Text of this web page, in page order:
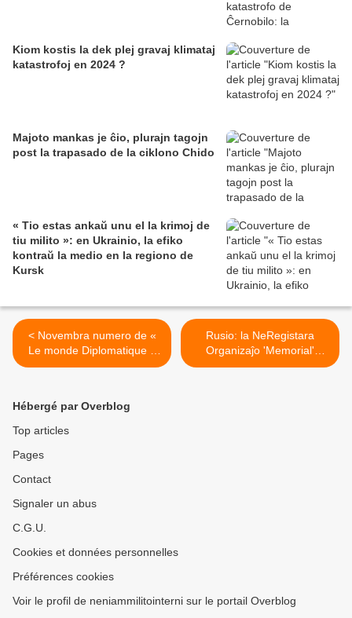
Kiom kostis la dek plej gravaj klimataj
katastrofoj en 2024 ?
Majoto mankas je ĉio, plurajn tagojn
post la trapasado de la ciklono Chido
« Tio estas ankaŭ unu el la krimoj de
tiu milito »: en Ukrainio, la efiko
kontraŭ la medio en la regiono de
Kursk
< Novembra numero de «
Le monde Diplomatique »
en Esperanto
Rusio: la NeRegistara
Organizaĵo 'Memorial'
publikigas liston de politikaj
Hébergé par Overblog
Top articles
Pages
Contact
Signaler un abus
C.G.U.
Cookies et données personnelles
Préférences cookies
Voir le profil de neniammilitointerni sur le portail Overblog